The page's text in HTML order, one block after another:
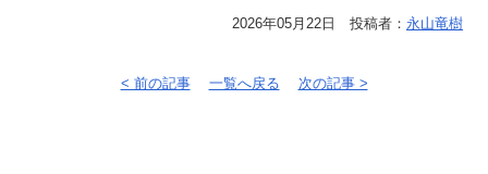
2026年05月22日 投稿者： 永山竜樹
< 前の記事 一覧へ戻る 次の記事 >